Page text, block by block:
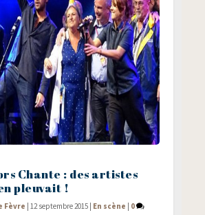
Chante : des artistes
pleuvait !
Fèvre | 12 septembre 2015 | En scène | 0